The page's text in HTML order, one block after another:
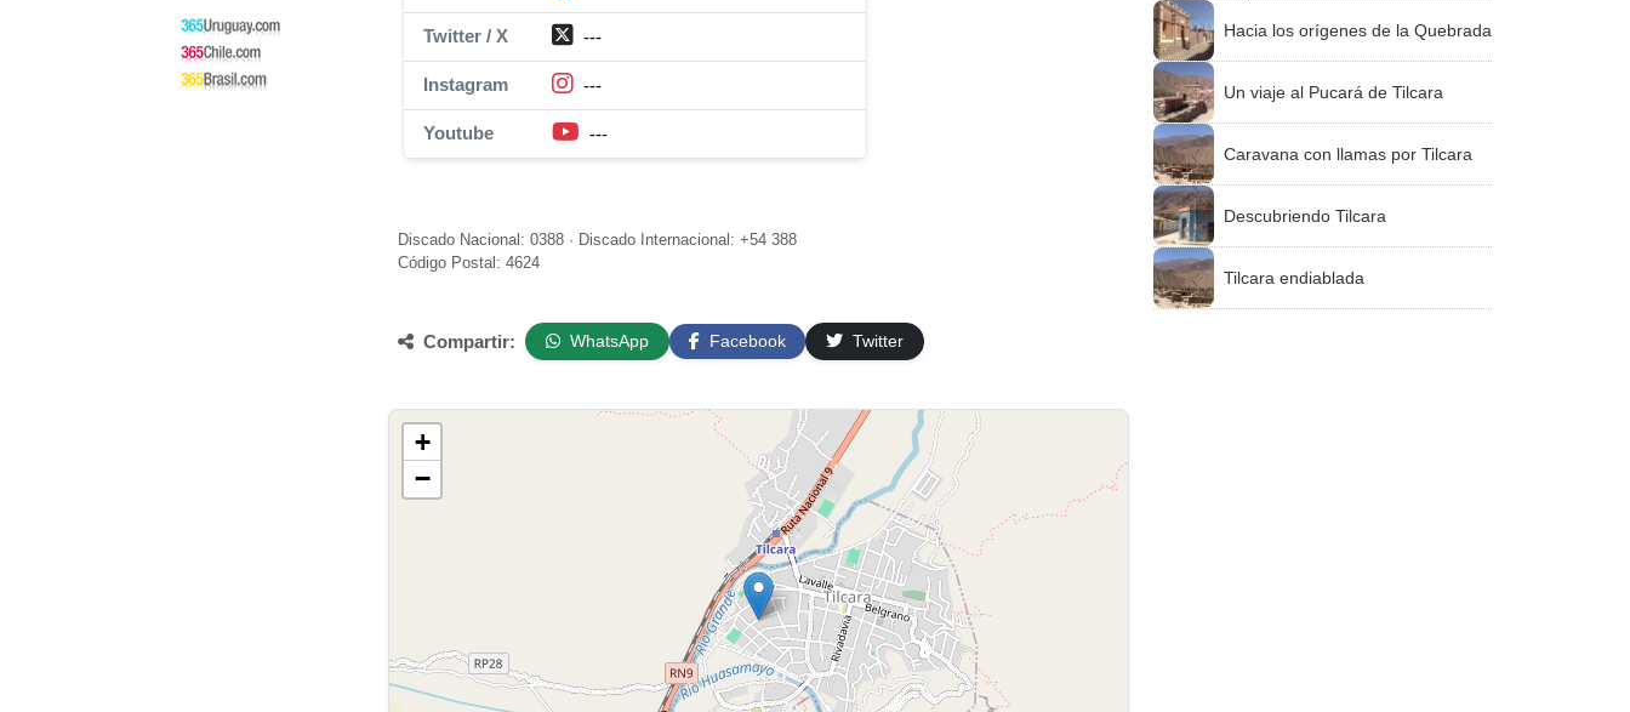
Twitter / X ---
Instagram ---
Youtube ---
Discado Nacional: 0388 · Discado Internacional: +54 388
Código Postal: 4624
Compartir: WhatsApp Facebook Twitter
+
−
Hacia los orígenes de la Quebrada
Un viaje al Pucará de Tilcara
Caravana con llamas por Tilcara
Descubriendo Tilcara
Tilcara endiablada